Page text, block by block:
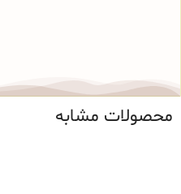
محصولات مشابه